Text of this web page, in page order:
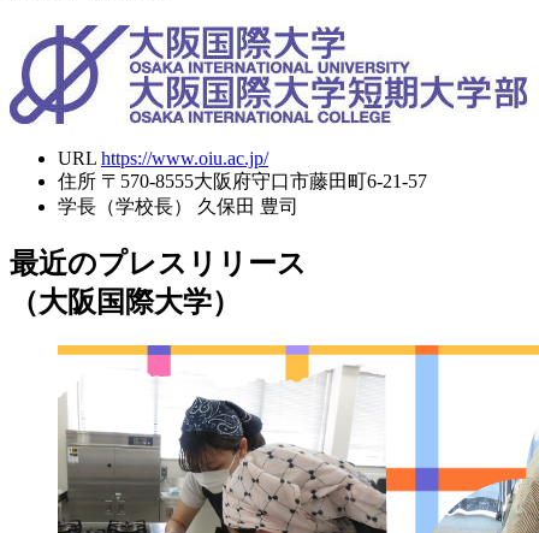
URL https://www.oiu.ac.jp/
住所 〒570-8555大阪府守口市藤田町6-21-57
学長（学校長）
久保田 豊司
最近のプレスリリース
（大阪国際大学）